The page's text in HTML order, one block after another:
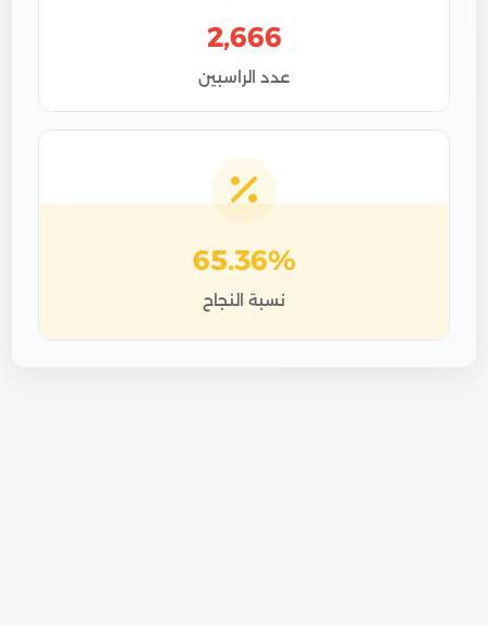
2,666
عدد الراسبين
65.36%
نسبة النجاح